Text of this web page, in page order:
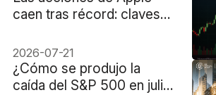
caen tras récord: claves
2026-07-21
¿Cómo se produjo la
caída del S&P 500 en julio